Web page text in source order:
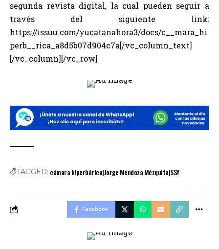
segunda revista digital, la cual pueden seguir a
través del siguiente link:
https://issuu.com/yucatanahora3/docs/c__mara_hi
perb__rica_a8d5b07d904c7a[/vc_column_text]
[/vc_column][/vc_row]
TAGGED: cámara hiperbárica|Jorge Mendoza Mézquita|SSY
Facebook